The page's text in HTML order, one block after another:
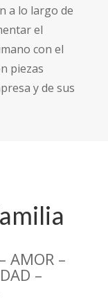
a lo largo de
el
con el
piezas
y de sus
AMOR –
–